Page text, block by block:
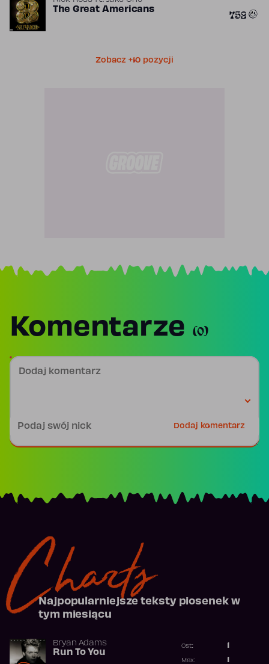
The Great Americans 752
Zobacz +10 pozycji
Komentarze (0)
Dodaj komentarz
Dodaj komentarz
Charts
Najpopularniejsze teksty piosenek w
tym miesiącu
Bryan Adams
Run To You
Ost.:
Max: